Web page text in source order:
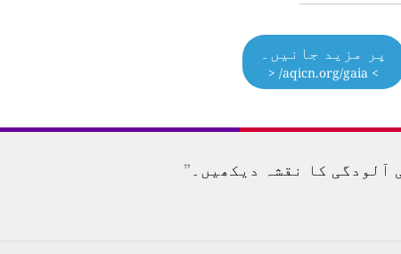
پر مزید جانیں۔
> aqicn.org/gaia/ <
”